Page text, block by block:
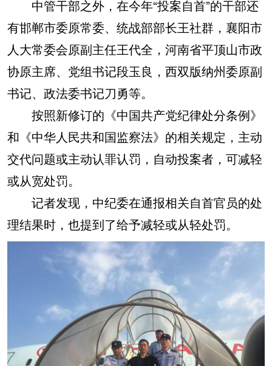
中管干部之外，在今年“投案自首”的干部还
有邯郸市委原常委、统战部部长王社群，襄阳市
人大常委会原副主任王代全，河南省平顶山市政
协原主席、党组书记段玉良，西双版纳州委原副
书记、政法委书记刀勇等。
按照新修订的《中国共产党纪律处分条例》
和《中华人民共和国监察法》的相关规定，主动
交代问题或主动认罪认罚，自动投案者，可减轻
或从宽处罚。
记者发现，中纪委在通报相关自首官员的处
理结果时，也提到了给予减轻或从轻处罚。